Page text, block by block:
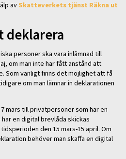
av Skatteverkets tjänst Räkna ut
deklarera
personer ska vara inlämnad till
om man inte har fått anstånd att
Som vanligt finns det möjlighet att få
om man lämnar in deklarationen
mars till privatpersoner som har en
en digital brevlåda skickas
den 15 mars-15 april. Om
behöver man skaffa en digital